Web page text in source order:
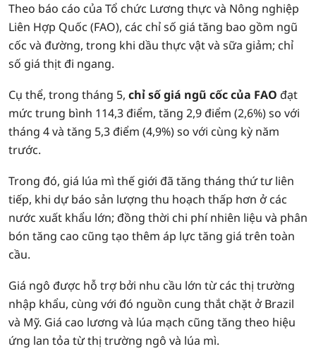
Theo báo cáo của Tổ chức Lương thực và Nông nghiệp
Liên Hợp Quốc (FAO), các chỉ số giá tăng bao gồm ngũ
cốc và đường, trong khi dầu thực vật và sữa giảm; chỉ
số giá thịt đi ngang.
Cụ thể, trong tháng 5, chỉ số giá ngũ cốc của FAO đạt
mức trung bình 114,3 điểm, tăng 2,9 điểm (2,6%) so với
tháng 4 và tăng 5,3 điểm (4,9%) so với cùng kỳ năm
trước.
Trong đó, giá lúa mì thế giới đã tăng tháng thứ tư liên
tiếp, khi dự báo sản lượng thu hoạch thấp hơn ở các
nước xuất khẩu lớn; đồng thời chi phí nhiên liệu và phân
bón tăng cao cũng tạo thêm áp lực tăng giá trên toàn
cầu.
Giá ngô được hỗ trợ bởi nhu cầu lớn từ các thị trường
nhập khẩu, cùng với đó nguồn cung thắt chặt ở Brazil
và Mỹ. Giá cao lương và lúa mạch cũng tăng theo hiệu
ứng lan tỏa từ thị trường ngô và lúa mì.